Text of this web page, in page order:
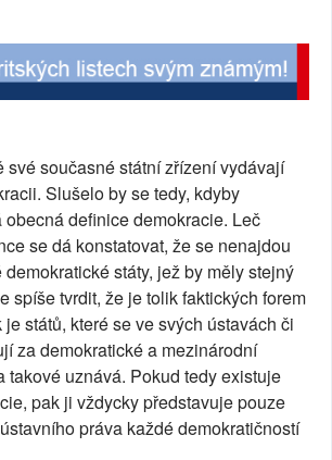
své současné státní zřízení vydávají
Slušelo by se tedy, kdyby
definice demokracie. Leč
se dá konstatovat, že se nenajdou
státy, jež by měly stejný
spíše tvrdit, že je tolik faktických forem
států, které se ve svých ústavách či
za demokratické a mezinárodní
takové uznává. Pokud tedy existuje
pak ji vždycky představuje pouze
práva každé demokratičností